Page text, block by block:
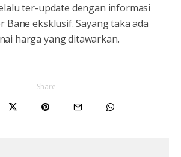
ter-update dengan informasi
Bane eksklusif. Sayang taka ada
harga yang ditawarkan.
Share